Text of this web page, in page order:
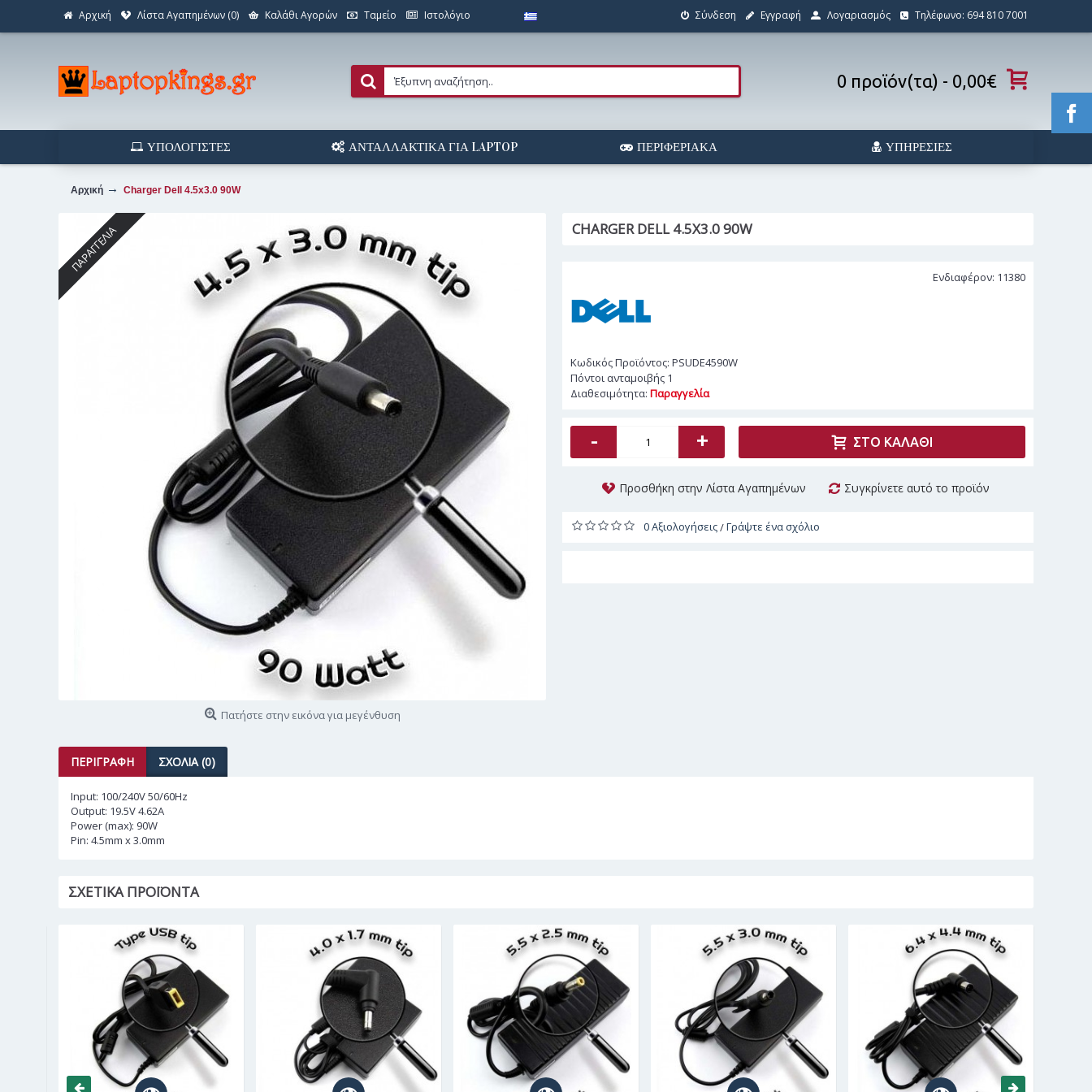
Αρχική Λίστα Αγαπημένων (0) Καλάθι Αγορών Ταμείο Ιστολόγιο Σύνδεση Εγγραφή Λογαριασμός Τηλέφωνο: 694 810 7001
0 προϊόν(τα) - 0,00€
ΥΠΟΛΟΓΙΣΤΈΣ ΑΝΤΑΛΛΑΚΤΙΚΆ ΓΙΑ LAPTOP ΠΕΡΙΦΕΡΙΑΚΆ ΥΠΗΡΕΣΊΕΣ
Αρχική Charger Dell 4.5x3.0 90W
ΠΑΡΑΓΓΕΛΊΑ
Πατήστε στην εικόνα για μεγένθυση
CHARGER DELL 4.5X3.0 90W
Ενδιαφέρον: 11380
Κωδικός Προϊόντος: PSUDE4590W
Πόντοι ανταμοιβής 1
Διαθεσιμότητα: Παραγγελία
- + ΣΤΟ ΚΑΛΆΘΙ
Προσθήκη στην Λίστα Αγαπημένων Συγκρίνετε αυτό το προϊόν
0 Αξιολογήσεις/Γράψτε ένα σχόλιο
ΠΕΡΙΓΡΑΦΉ ΣΧΌΛΙΑ (0)
Input: 100/240V 50/60Hz
Output: 19.5V 4.62A
Power (max): 90W
Pin: 4.5mm x 3.0mm
ΣΧΕΤΙΚΆ ΠΡΟΪΌΝΤΑ